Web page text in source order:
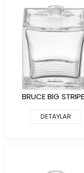
BRUCE BIG
DETAYLAR